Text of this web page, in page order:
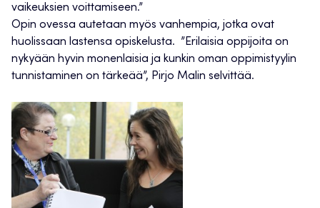
vaikeuksien voittamiseen.”
Opin ovessa autetaan myös vanhempia, jotka ovat
huolissaan lastensa opiskelusta. ”Erilaisia oppijoita on
nykyään hyvin monenlaisia ja kunkin oman oppimistyylin
tunnistaminen on tärkeää”, Pirjo Malin selvittää.